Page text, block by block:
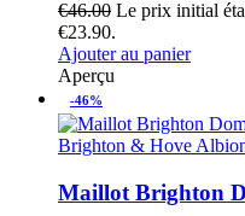
€46.00 Le prix initial
€23.90.
Ajouter au panier
Aperçu
-46%
Brighton & Hove
Maillot Brighton